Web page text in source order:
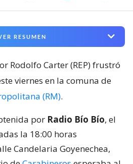
RESUMEN
Rodolfo Carter (REP) frustró
viernes en la comuna de
(RM).
por Radio Bío Bío, el
la 18:00 horas
Candelaria Goyenechea,